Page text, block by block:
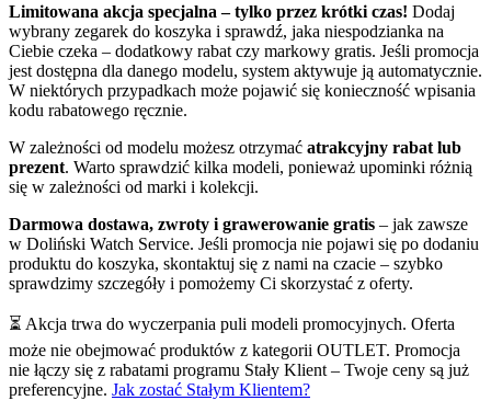
Limitowana akcja specjalna – tylko przez krótki czas! Dodaj
wybrany zegarek do koszyka i sprawdź, jaka niespodzianka na
Ciebie czeka – dodatkowy rabat czy markowy gratis. Jeśli promocja
jest dostępna dla danego modelu, system aktywuje ją automatycznie.
W niektórych przypadkach może pojawić się konieczność wpisania
kodu rabatowego ręcznie.
W zależności od modelu możesz otrzymać atrakcyjny rabat lub
prezent. Warto sprawdzić kilka modeli, ponieważ upominki różnią
się w zależności od marki i kolekcji.
Darmowa dostawa, zwroty i grawerowanie gratis – jak zawsze
w Doliński Watch Service. Jeśli promocja nie pojawi się po dodaniu
produktu do koszyka, skontaktuj się z nami na czacie – szybko
sprawdzimy szczegóły i pomożemy Ci skorzystać z oferty.
⏳ Akcja trwa do wyczerpania puli modeli promocyjnych. Oferta
może nie obejmować produktów z kategorii OUTLET. Promocja
nie łączy się z rabatami programu Stały Klient – Twoje ceny są już
preferencyjne. Jak zostać Stałym Klientem?